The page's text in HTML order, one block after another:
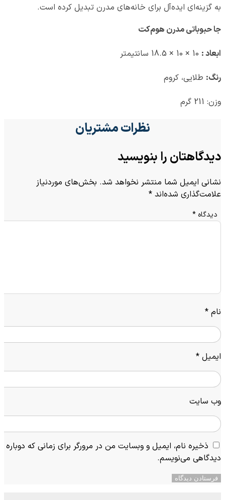
به گزینه‌ای ایده‌آل برای خانه‌های مدرن تبدیل کرده است.
جا حبوباتی مدرن هوم‌کت
ابعاد :
رنگ: طلایی، کروم
وزن: 211 گرم
نظرات مشتریان
دیدگاهتان را بنویسید
نشانی ایمیل شما منتشر نخواهد شد. بخش‌های موردنیاز
علامت‌گذاری شده‌اند *
دیدگاه *
نام *
ایمیل *
وب‌ سایت
ذخیره نام، ایمیل و وبسایت من در مرورگر برای زمانی که دوباره
دیدگاهی می‌نویسم.